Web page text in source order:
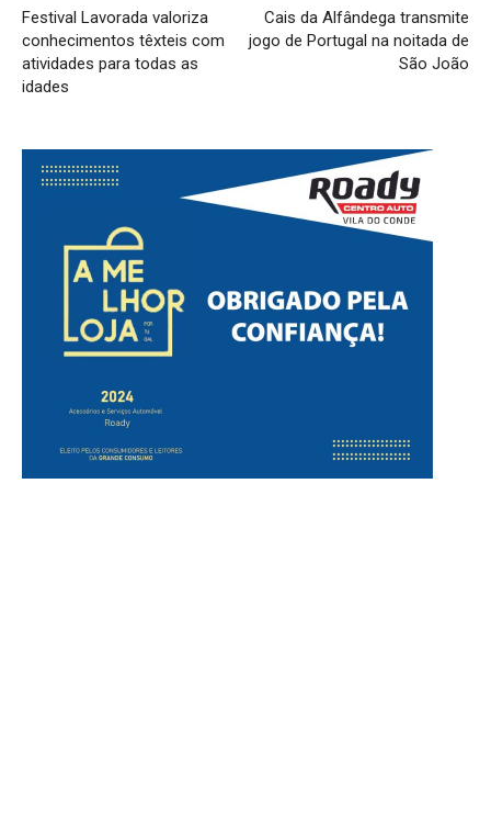
Festival Lavorada valoriza
conhecimentos têxteis com
atividades para todas as
idades
Cais da Alfândega transmite
jogo de Portugal na noitada de
São João